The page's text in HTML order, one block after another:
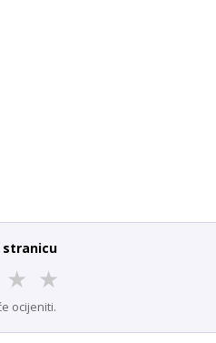
stranicu
★ ★
ocijeniti.